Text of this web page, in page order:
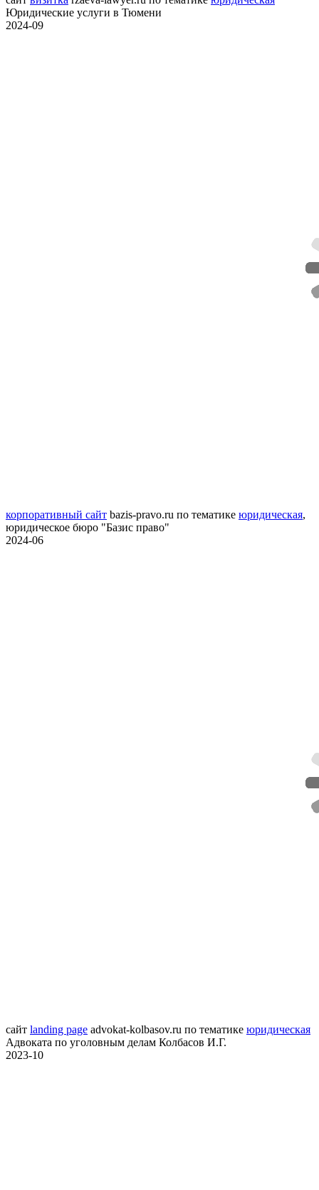
Юридические услуги в Тюмени
2024-09
корпоративный сайт bazis-pravo.ru по тематике юридическая,
юридическое бюро "Базис право"
2024-06
сайт landing page advokat-kolbasov.ru по тематике юридическая
Адвоката по уголовным делам Колбасов И.Г.
2023-10